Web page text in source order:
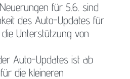
für 5.6. sind
des Auto-Updates für
Unterstützung von
Auto-Updates ist ab
die kleineren